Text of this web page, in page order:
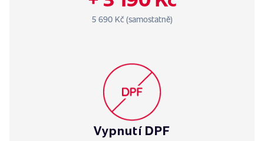
5 690 Kč (samostatně)
Vypnutí DPF